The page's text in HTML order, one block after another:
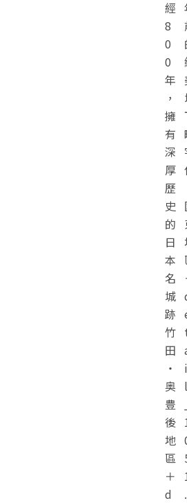
經
8
0
0
年
，
擁
有
深
厚
歷
史
的
日
本
名
城
跡
竹
田
・
奥
豊
後
地
區
＋
d
i
l
.